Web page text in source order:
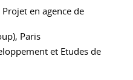
en agence de
Paris
et Etudes de